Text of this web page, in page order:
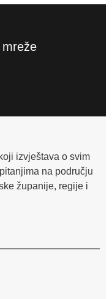
izvještava o svim
na području
županije, regije i